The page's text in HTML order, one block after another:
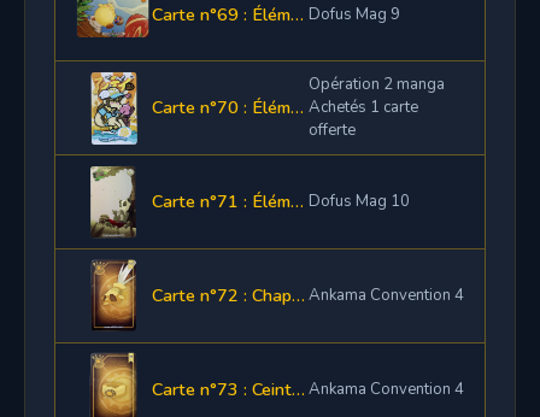
Carte n°69 : Élément de panoplie Dofus Mag 9
Carte n°70 : Élément de panoplie Sleump
Opération 2 manga
Achetés 1 carte
offerte
Carte n°71 : Élément de panoplie Dofus Mag 10
Carte n°72 : Chapeau de Tolot Ankama Convention 4
Carte n°73 : Ceinture de Tolot Ankama Convention 4